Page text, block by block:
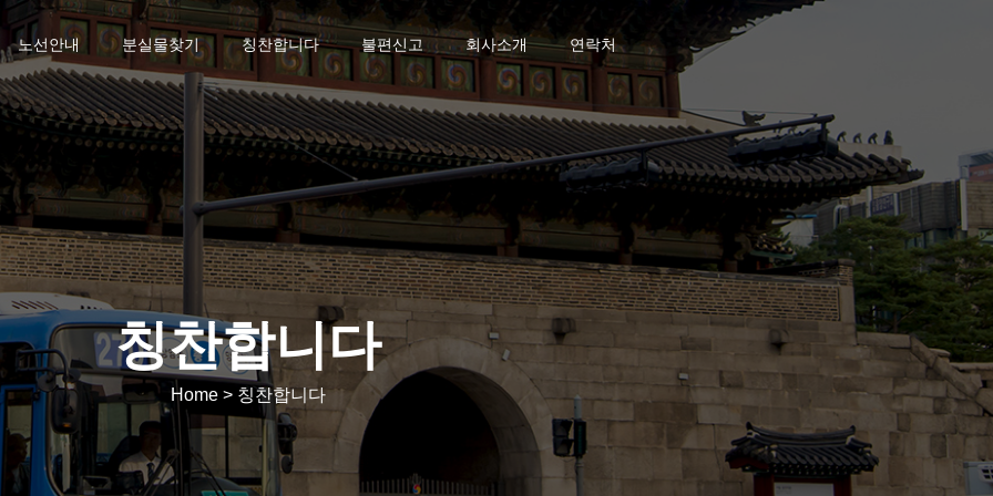
노선안내 분실물찾기 칭찬합니다 불편신고 회사소개 연락처
칭찬합니다
Home > 칭찬합니다